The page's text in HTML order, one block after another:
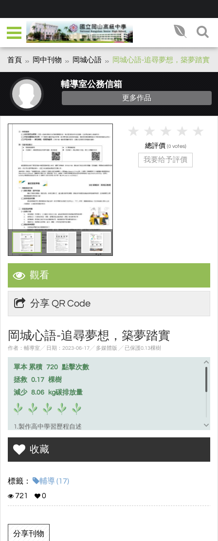
首頁 岡中刊物 岡城心語 岡城心語-追尋夢想，築夢踏實
輔導室公務信箱
更多作品
觀看
分享 QR Code
岡城心語-追尋夢想，築夢踏實
作者：輔導室╱ 日期：2023-06-17╱ 多媒體版 ╱ 已保護0.13棵樹
單本 累積 720 點擊次數
拯救 0.17 棵樹
減少 8.06 kg碳排放量
1.製作高中學習歷程自述
2.面試前的準備
4.如何選班群
收藏
標籤：
輔導 (17)
721
0
分享刊物
總評價 (0 votes)
我要给予評價